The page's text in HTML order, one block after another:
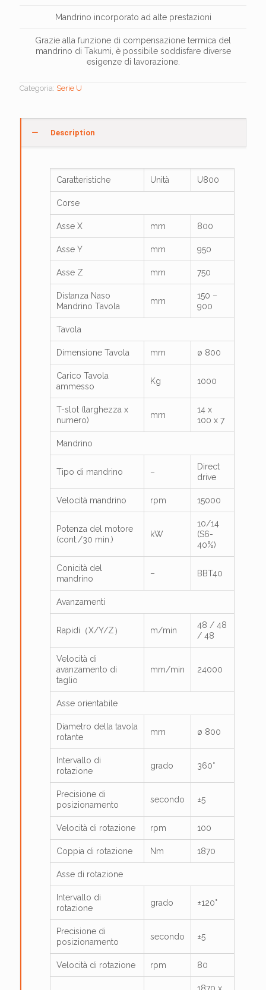
Mandrino incorporato ad alte prestazioni
Grazie alla funzione di compensazione termica del
mandrino di Takumi, è possibile soddisfare diverse
esigenze di lavorazione.
Categoria: Serie U
Description
Caratteristiche Unità U800
Corse
Asse X mm 800
Asse Y mm 950
Asse Z mm 750
Distanza Naso
Mandrino Tavola
mm
150 –
900
Tavola
Dimensione Tavola mm ø 800
Carico Tavola
ammesso
Kg 1000
T-slot (larghezza x
numero)
mm
14 x
100 x 7
Mandrino
Tipo di mandrino –
Direct
drive
Velocità mandrino rpm 15000
Potenza del motore
(cont./30 min.)
kW
10/14
(S6-
40%)
Conicità del
mandrino
– BBT40
Avanzamenti
Rapidi（X/Y/Z） m/min
48 / 48
/ 48
Velocità di
avanzamento di
taglio
mm/min 24000
Asse orientabile
Diametro della tavola
rotante
mm ø 800
Intervallo di
rotazione
grado 360°
Precisione di
posizionamento
secondo ±5
Velocità di rotazione rpm 100
Coppia di rotazione Nm 1870
Asse di rotazione
Intervallo di
rotazione
grado ±120°
Precisione di
posizionamento
secondo ±5
Velocità di rotazione rpm 80